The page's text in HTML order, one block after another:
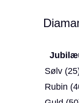
Sølv
Rubin